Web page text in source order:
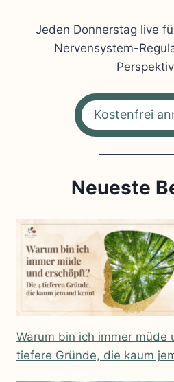
Jeden Donnerstag live
Nervensystem-
Kostenfrei
Neueste
Warum bin ich immer müde
tiefere Gründe, die kaum